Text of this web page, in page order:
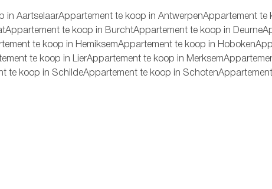
in AartselaarAppartement te koop in AntwerpenAppartement te
Appartement te koop in BurchtAppartement te koop in Deurne
te koop in HemiksemAppartement te koop in Hoboken
te koop in LierAppartement te koop in Merksem
te koop in SchildeAppartement te koop in Schoten